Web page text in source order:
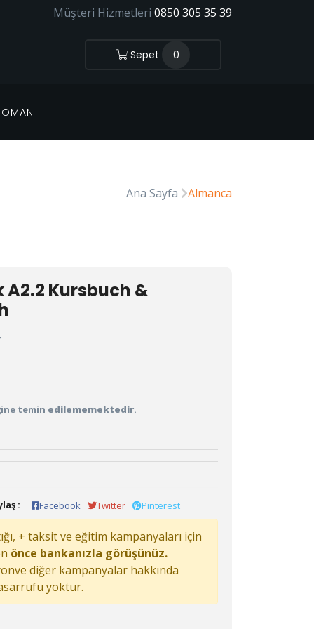
Müşteri Hizmetleri 0850 305 35 39
Sepet 0
Ana Sayfa Almanca
A2.2 Kursbuch &
temin edilememektedir.
: Facebook Twitter Pinterest
+ taksit ve eğitim kampanyaları için
önce bankanızla görüşünüz.
diğer kampanyalar hakkında
yoktur.